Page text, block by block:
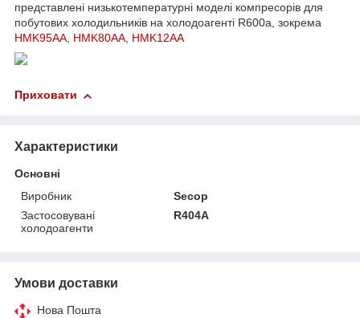
представлені низькотемпературні моделі компресорів для
побутових холодильників на холодоагенті R600a, зокрема
HMK95AA, HMK80AA, HMK12AA
Приховати
Характеристики
Основні
Виробник
Secop
Застосовувані
холодоагенти
R404A
Умови доставки
Нова Пошта